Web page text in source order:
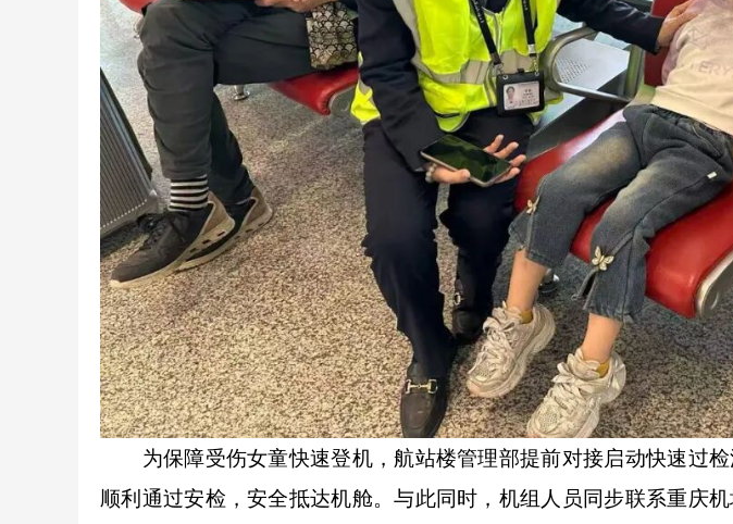
为保障受伤女童快速登机，航站楼管理部提前对接启动快速过检
顺利通过安检，安全抵达机舱。与此同时，机组人员同步联系重庆